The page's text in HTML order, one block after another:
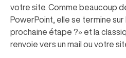
votre site. Comme beaucoup
PowerPoint, elle se termine
prochaine étape ?» et la
renvoie vers un mail ou votre